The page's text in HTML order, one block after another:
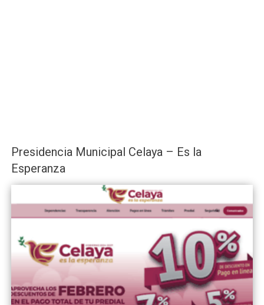
Presidencia Municipal Celaya – Es la
Esperanza